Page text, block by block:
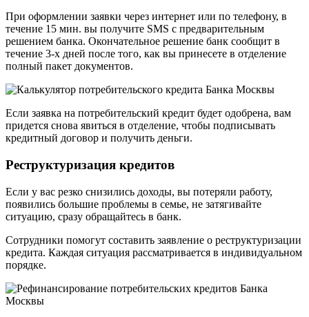
При оформлении заявки через интернет или по телефону, в
течение 15 мин. вы получите SMS с предварительным
решением банка. Окончательное решение банк сообщит в
течение 3-х дней после того, как вы принесете в отделение
полный пакет документов.
Если заявка на потребительский кредит будет одобрена, вам
придется снова явиться в отделение, чтобы подписывать
кредитный договор и получить деньги.
Реструктуризация кредитов
Если у вас резко снизились доходы, вы потеряли работу,
появились большие проблемы в семье, не затягивайте
ситуацию, сразу обращайтесь в банк.
Сотрудники помогут составить заявление о реструктуризации
кредита. Каждая ситуация рассматривается в индивидуальном
порядке.